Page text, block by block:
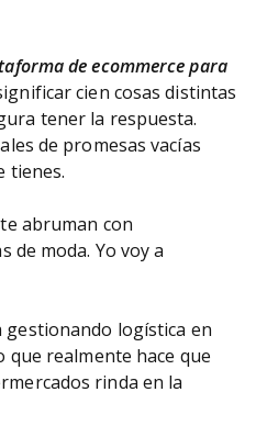
de ecommerce para
cien cosas distintas
tener la respuesta.
de promesas vacías
tienes.
abruman con
de moda. Yo voy a
gestionando logística en
que realmente hace que
rinda en la